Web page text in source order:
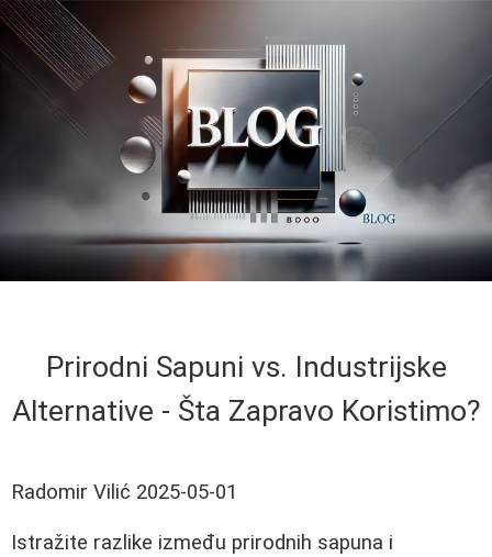
Prirodni Sapuni vs. Industrijske
Alternative - Šta Zapravo Koristimo?
Radomir Vilić 2025-05-01
Istražite razlike između prirodnih sapuna i